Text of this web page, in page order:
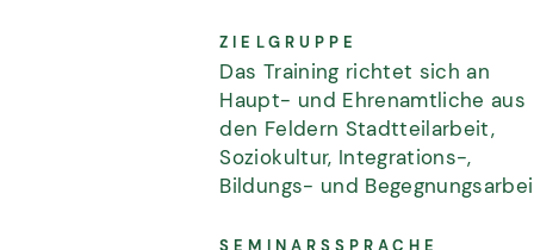
ZIELGRUPPE
Das Training richtet sich an
Haupt- und Ehrenamtliche aus
den Feldern Stadtteilarbeit,
Soziokultur, Integrations-,
Bildungs- und
SEMINARSSPRACHE